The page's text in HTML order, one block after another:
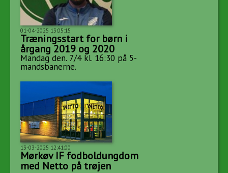
01-04-2025 13:05:15
Træningsstart for børn i
årgang 2019 og 2020
Mandag den. 7/4 kl. 16:30 på 5-
mandsbanerne.
13-03-2025 12:41:00
Mørkøv IF fodboldungdom
med Netto på trøjen